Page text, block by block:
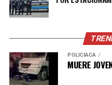
POLICÍACA
MUERE